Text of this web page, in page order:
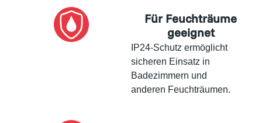
Für Feuchträume
geeignet
IP24-Schutz ermöglicht
sicheren Einsatz in
Badezimmern und
anderen Feuchträumen.